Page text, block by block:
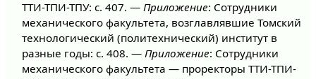
ТТИ-ТПИ-ТПУ: с. 407. —Приложение: Сотрудники
механического факультета, возглавлявшие Томский
технологический (политехнический) институт в
разные годы: с. 408. —Приложение: Сотрудники
механического факультета — проректоры ТТИ-ТПИ-